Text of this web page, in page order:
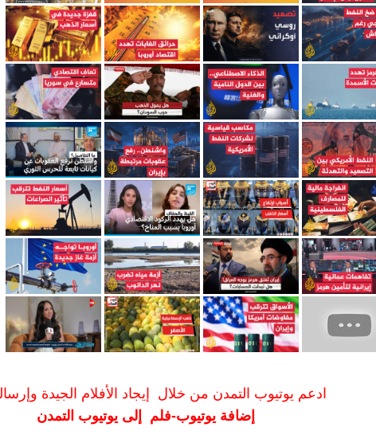
ادعم يوتيوب التمدن من خلال إيجاد الأفلام الجيدة
إضافة يوتيوب-فلم إلى يوتيوب التمدن